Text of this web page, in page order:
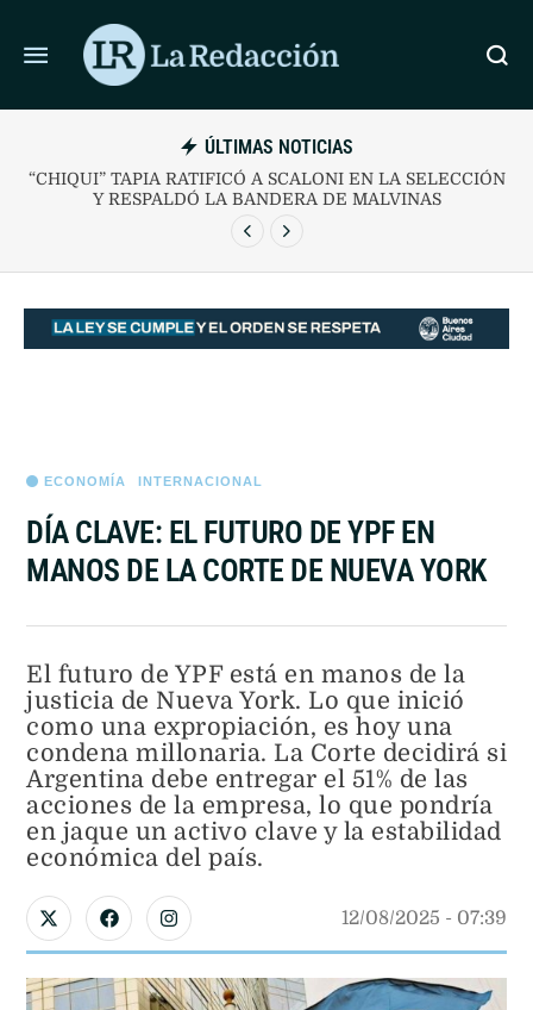
ÚLTIMAS NOTICIAS
LA AUTORIZACIÓN DEL VOTO
TRAS EL RECHAZO
“CHIQUI” TAPIA
Y RESPALDÓ LA
DÍA CLAVE: EL FUTURO DE YPF EN
MANOS DE LA CORTE DE NUEVA YORK
El futuro de YPF está en manos de la
justicia de Nueva York. Lo que inició
como una expropiación, es hoy una
condena millonaria. La Corte decidirá si
Argentina debe entregar el 51% de las
acciones de la empresa, lo que pondría
en jaque un activo clave y la estabilidad
económica del país.
12/08/2025 07:39